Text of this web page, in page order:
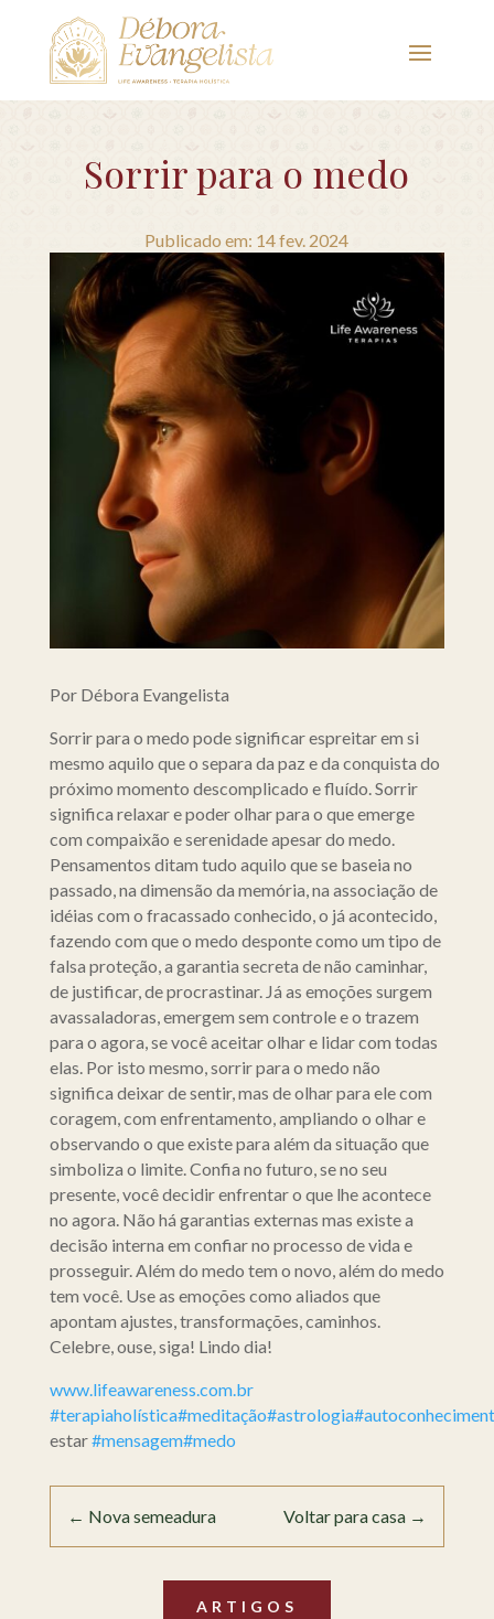
Sorrir para o medo
Publicado em: 14 fev. 2024
Por Débora Evangelista
Sorrir para o medo pode significar espreitar em si
mesmo aquilo que o separa da paz e da conquista do
próximo momento descomplicado e fluído. Sorrir
significa relaxar e poder olhar para o que emerge
com compaixão e serenidade apesar do medo.
Pensamentos ditam tudo aquilo que se baseia no
passado, na dimensão da memória, na associação de
idéias com o fracassado conhecido, o já acontecido,
fazendo com que o medo desponte como um tipo de
falsa proteção, a garantia secreta de não caminhar,
de justificar, de procrastinar. Já as emoções surgem
avassaladoras, emergem sem controle e o trazem
para o agora, se você aceitar olhar e lidar com todas
elas. Por isto mesmo, sorrir para o medo não
significa deixar de sentir, mas de olhar para ele com
coragem, com enfrentamento, ampliando o olhar e
observando o que existe para além da situação que
simboliza o limite. Confia no futuro, se no seu
presente, você decidir enfrentar o que lhe acontece
no agora. Não há garantias externas mas existe a
decisão interna em confiar no processo de vida e
prosseguir. Além do medo tem o novo, além do medo
tem você. Use as emoções como aliados que
apontam ajustes, transformações, caminhos.
Celebre, ouse, siga! Lindo dia!
www.lifeawareness.com.br
#terapiaholística#meditação#astrologia
estar#mensagem#medo
← Nova semeadura Voltar para casa →
ARTIGOS